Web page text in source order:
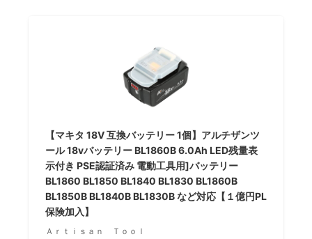
【マキタ 18V 互換バッテリー 1個】アルチザンツ
ール 18vバッテリー BL1860B 6.0Ah LED残量表
示付き PSE認証済み 電動工具用]バッテリー
BL1860 BL1850 BL1840 BL1830 BL1860B
BL1850B BL1840B BL1830B など対応【１億円PL
保険加入】
Ａｒｔｉｓａｎ Ｔｏｏｌ